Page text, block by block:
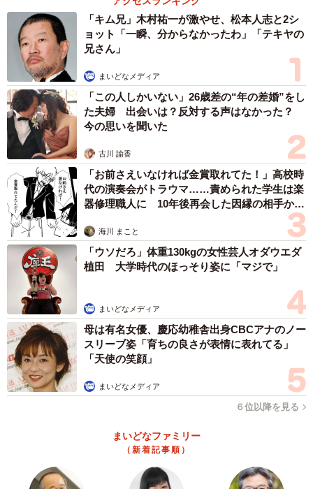
「キム兄」木村祐一が激やせ、松本人志と2シ
ョット「一瞬、分からなかったわ」「テキヤの
兄さん」
まいどなメディア
「この人しかいない」26歳差の“年の差婚”をし
た夫婦 出会いは？反対する声はなかった？
今の思いを聞いた
古川 諭香
「お前さえいなければ金賞取れてた！」高校時
代の演奏会がトラウマ……責められた学生は楽
器修理職人に 10年後再会した因縁の相手から
海川 まこと
「ウソだろ」体重130kgの女性芸人オダウエダ
植田 大学時代のほっそり姿に「マジで」
まいどなメディア
母は有名女優、慶応幼稚舎出身CBCアナのノー
スリーブ姿「育ちの良さが表情に表れてる」
「天使の笑顔」
まいどなメディア
６位以降を見る
まいどなファミリー
（新着記事順）